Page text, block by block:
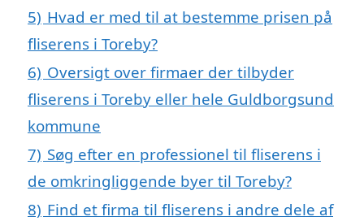
5) Hvad er med til at bestemme prisen på
fliserens i Toreby?
6) Oversigt over firmaer der tilbyder
fliserens i Toreby eller hele Guldborgsund
kommune
7) Søg efter en professionel til fliserens i
de omkringliggende byer til Toreby?
8) Find et firma til fliserens i andre dele af